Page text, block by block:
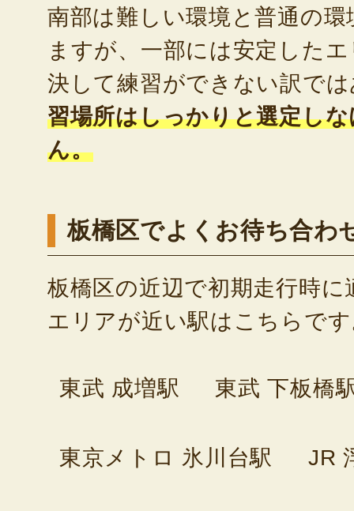
南部は難しい環境と普通の
ますが、一部には安定した
決して練習ができない訳で
習場所はしっかりと選定し
ん。
板橋区でよくお待ち合わ
板橋区の近辺で初期走行時に
エリアが近い駅はこちらで
東武 成増駅 東武 下板橋
東京メトロ 氷川台駅 JR